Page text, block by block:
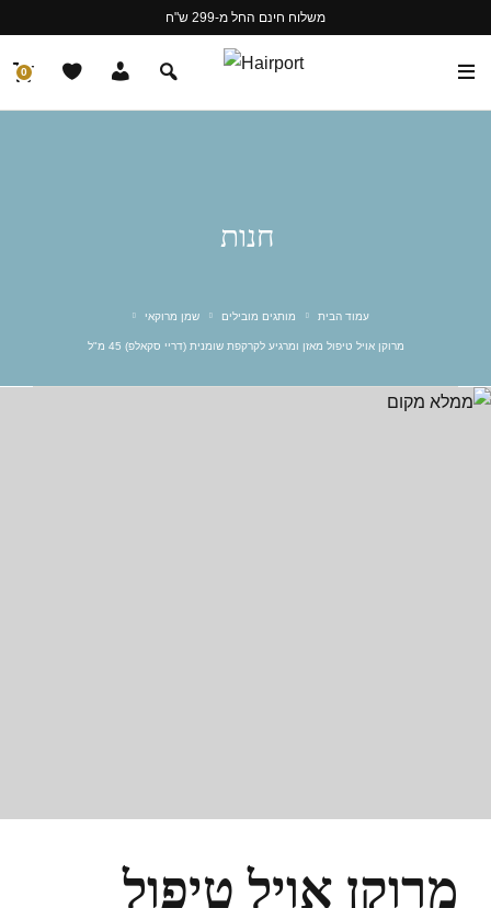
משלוח חינם החל מ-299 ש"ח
0
חנות
עמוד הבית מותגים מובילים שמן מרוקאי
מרוקן אויל טיפול מאזן ומרגיע לקרקפת שומנית (דריי סקאלפ) 45 מ"ל
מרוקן אויל טיפול